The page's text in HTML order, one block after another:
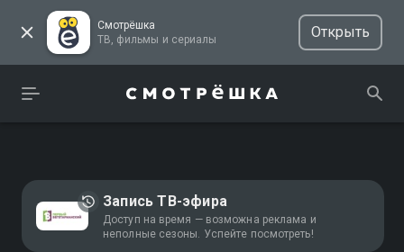
Смотрёшка
ТВ, фильмы и сериалы
Открыть
Запись ТВ-эфира
Доступ на время — возможна реклама и
неполные сезоны. Успейте посмотреть!